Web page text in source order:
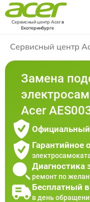
Сервисный центр Acerв
Екатеринбурге
Сервисный центр
Замена
Acer
Официальный
Гарантийное
Диагностика
ремонт по
Бесплатный
в день